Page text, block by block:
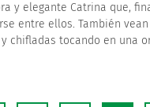
y elegante Catrina que,
entre ellos. También
chifladas tocando en una